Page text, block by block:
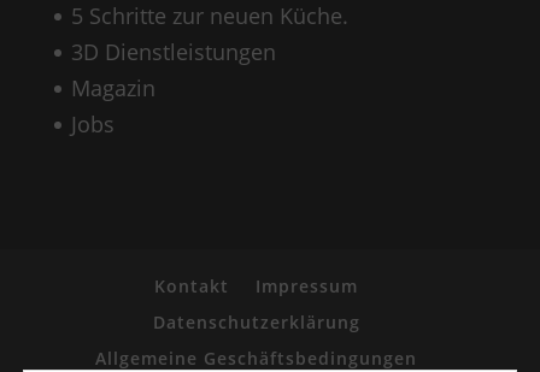
5 Schritte zur neuen Küche.
3D Dienstleistungen
Magazin
Jobs
Kontakt
Impressum
Datenschutzerklärung
Allgemeine Geschäftsbedingungen